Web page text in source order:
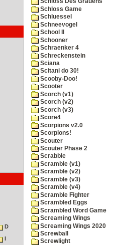
D
I
Schloss Game
Schluessel
Schneevogel
School II
Schooner
Schraenker 4
Schreckenstein
Sciana
Scitani do 30!
Scooby-Doo!
Scooter
Scorch (v1)
Scorch (v2)
Scorch (v3)
Score4
Scorpions v2.0
Scorpions!
Scouter
Scouter Phase 2
Scrabble
Scramble (v1)
Scramble (v2)
Scramble (v3)
Scramble (v4)
Scramble Fighter
Scrambled Eggs
Scrambled Word Game
Screaming Wings
Screaming Wings 2020
Screwball
Screwlight